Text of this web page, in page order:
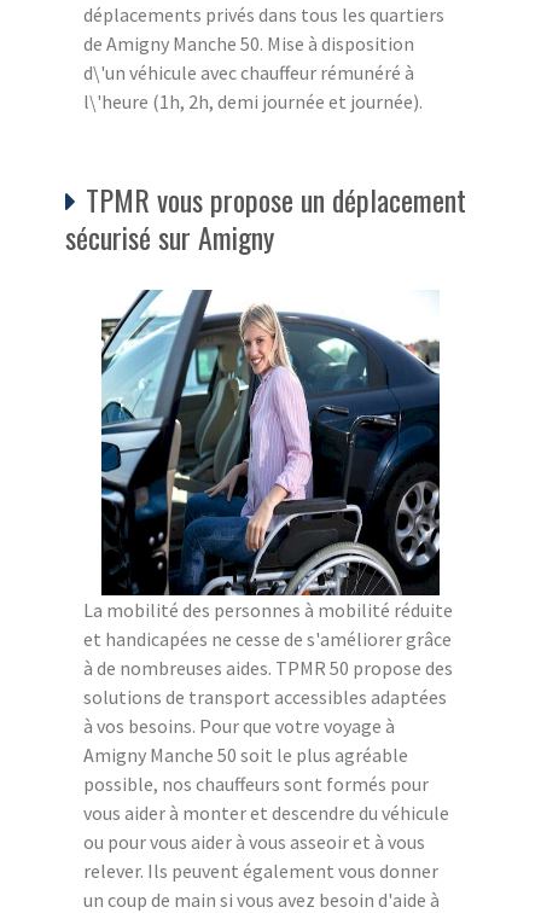
déplacements privés dans tous les quartiers
de Amigny Manche 50. Mise à disposition
d\'un véhicule avec chauffeur rémunéré à
l\'heure (1h, 2h, demi journée et journée).
TPMR vous propose un déplacement
sécurisé sur Amigny
La mobilité des personnes à mobilité réduite
et handicapées ne cesse de s'améliorer grâce
à de nombreuses aides. TPMR 50 propose des
solutions de transport accessibles adaptées
à vos besoins. Pour que votre voyage à
Amigny Manche 50 soit le plus agréable
possible, nos chauffeurs sont formés pour
vous aider à monter et descendre du véhicule
ou pour vous aider à vous asseoir et à vous
relever. Ils peuvent également vous donner
un coup de main si vous avez besoin d'aide à